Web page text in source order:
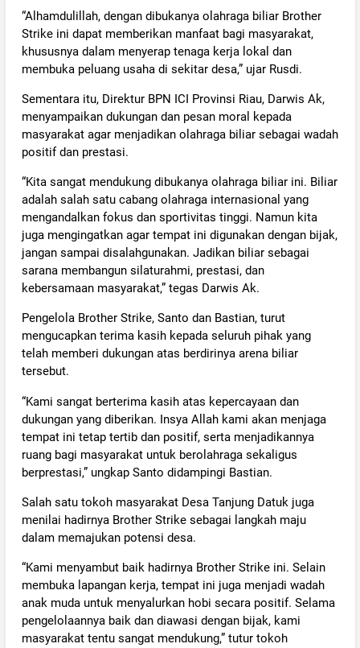
“Alhamdulillah, dengan dibukanya olahraga biliar Brother
Strike ini dapat memberikan manfaat bagi masyarakat,
khususnya dalam menyerap tenaga kerja lokal dan
membuka peluang usaha di sekitar desa,” ujar Rusdi.
Sementara itu, Direktur BPN ICI Provinsi Riau, Darwis Ak,
menyampaikan dukungan dan pesan moral kepada
masyarakat agar menjadikan olahraga biliar sebagai wadah
positif dan prestasi.
“Kita sangat mendukung dibukanya olahraga biliar ini. Biliar
adalah salah satu cabang olahraga internasional yang
mengandalkan fokus dan sportivitas tinggi. Namun kita
juga mengingatkan agar tempat ini digunakan dengan bijak,
jangan sampai disalahgunakan. Jadikan biliar sebagai
sarana membangun silaturahmi, prestasi, dan
kebersamaan masyarakat,” tegas Darwis Ak.
Pengelola Brother Strike, Santo dan Bastian, turut
mengucapkan terima kasih kepada seluruh pihak yang
telah memberi dukungan atas berdirinya arena biliar
tersebut.
“Kami sangat berterima kasih atas kepercayaan dan
dukungan yang diberikan. Insya Allah kami akan menjaga
tempat ini tetap tertib dan positif, serta menjadikannya
ruang bagi masyarakat untuk berolahraga sekaligus
berprestasi,” ungkap Santo didampingi Bastian.
Salah satu tokoh masyarakat Desa Tanjung Datuk juga
menilai hadirnya Brother Strike sebagai langkah maju
dalam memajukan potensi desa.
“Kami menyambut baik hadirnya Brother Strike ini. Selain
membuka lapangan kerja, tempat ini juga menjadi wadah
anak muda untuk menyalurkan hobi secara positif. Selama
pengelolaannya baik dan diawasi dengan bijak, kami
masyarakat tentu sangat mendukung,” tutur tokoh